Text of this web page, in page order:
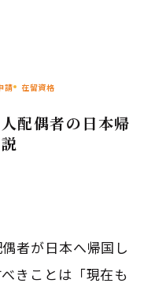
請 在留資格
配偶者の日本帰
者が日本へ帰国し
きことは「現在も